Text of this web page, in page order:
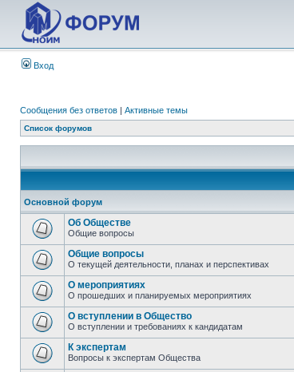
Вход
Сообщения без ответов | Активные темы
Список форумов
Основной форум
Об Обществе
Общие вопросы
Общие вопросы
О текущей деятельности, планах и перспективах
О мероприятиях
О прошедших и планируемых мероприятиях
О вступлении в Общество
О вступлении и требованиях к кандидатам
К экспертам
Вопросы к экспертам Общества